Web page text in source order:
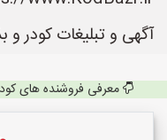
آگهی و تبلیغات کودر و
معرفی فروشنده های